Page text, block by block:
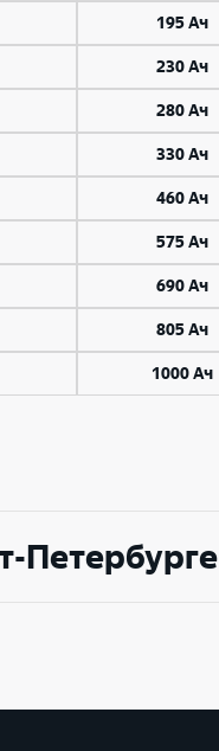
195 Ач
230 Ач
280 Ач
330 Ач
460 Ач
575 Ач
690 Ач
805 Ач
1000 Ач
Петербурге